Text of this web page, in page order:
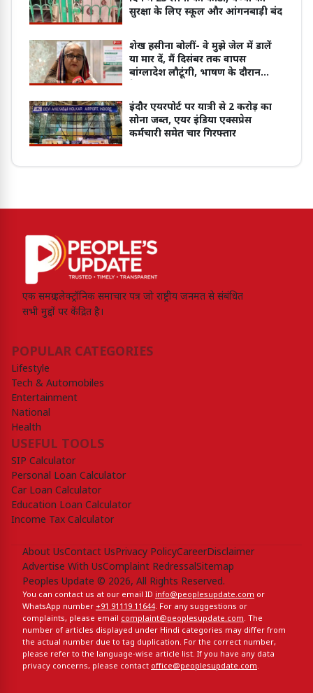
सुरक्षा के लिए स्कूल और आंगनबाड़ी बंद
शेख हसीना बोलीं- वे मुझे जेल में डालें
या मार दें, मैं दिसंबर तक वापस
बांग्लादेश लौटूंगी, भाषण के दौरान
इंदौर एयरपोर्ट पर यात्री से 2 करोड़ का
सोना जब्त, एयर इंडिया एक्सप्रेस
कर्मचारी समेत चार गिरफ्तार
एक समग्र इलेक्ट्रॉनिक समाचार पत्र जो राष्ट्रीय जनमत से संबंधित
सभी मुद्दों पर केंद्रित है।
POPULAR CATEGORIES
Lifestyle
Tech & Automobiles
Entertainment
National
Health
USEFUL TOOLS
SIP Calculator
Personal Loan Calculator
Car Loan Calculator
Education Loan Calculator
Income Tax Calculator
About UsContact UsPrivacy PolicyCareerDisclaimer
Advertise With UsComplaint RedressalSitemap
Peoples Update © 2026, All Rights Reserved.
You can contact us at our email ID info@peoplesupdate.com or
WhatsApp number +91 91119 11644. For any suggestions or
complaints, please email complaint@peoplesupdate.com. The
number of articles displayed under Hindi categories may differ from
the actual number due to tag duplication. For the correct number,
please refer to the language-wise article list. If you have any data
privacy concerns, please contact office@peoplesupdate.com.